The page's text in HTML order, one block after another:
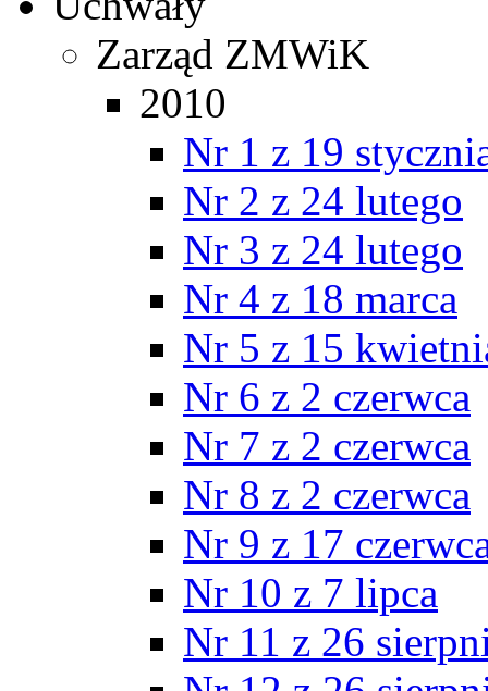
Zarząd ZMWiK
2010
Nr 1 z 19
Nr 2 z 24 lutego
Nr 3 z 24 lutego
Nr 4 z 18 marca
Nr 5 z 15
Nr 6 z 2 czerwca
Nr 7 z 2 czerwca
Nr 8 z 2 czerwca
Nr 9 z 17
Nr 10 z 7 lipca
Nr 11 z 26